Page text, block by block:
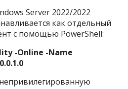
Server 2022/2022
как отдельный
с помощью PowerShell:
-Online -Name